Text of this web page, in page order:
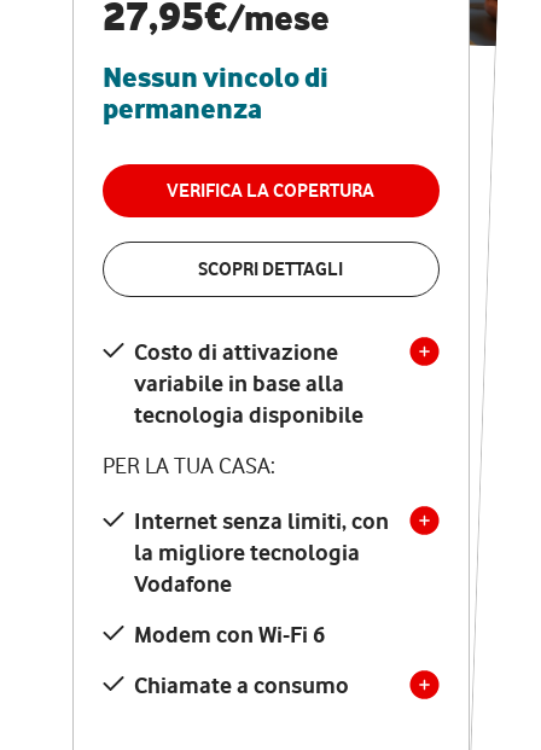
27,95€/mese
Nessun vincolo di
permanenza
VERIFICA LA COPERTURA
SCOPRI DETTAGLI
Costo di attivazione
variabile in base alla
tecnologia disponibile
PER LA TUA CASA:
Internet senza limiti, con
la migliore tecnologia
Vodafone
Modem con Wi-Fi 6
Chiamate a consumo
RETE FISSA + VODAFONE CLUB
29,95€
permanenza
VERIFICA LA COPERTURA
Costo di attivazione
variabile in base alla
tecnologia disponibile
PER LA TUA CASA:
Internet senza limiti, con
la migliore tecnologia
Vodafone
Modem Seven con Wi-Fi 7
Chiamate illimitate verso
numeri fissi e mobili
nazionali